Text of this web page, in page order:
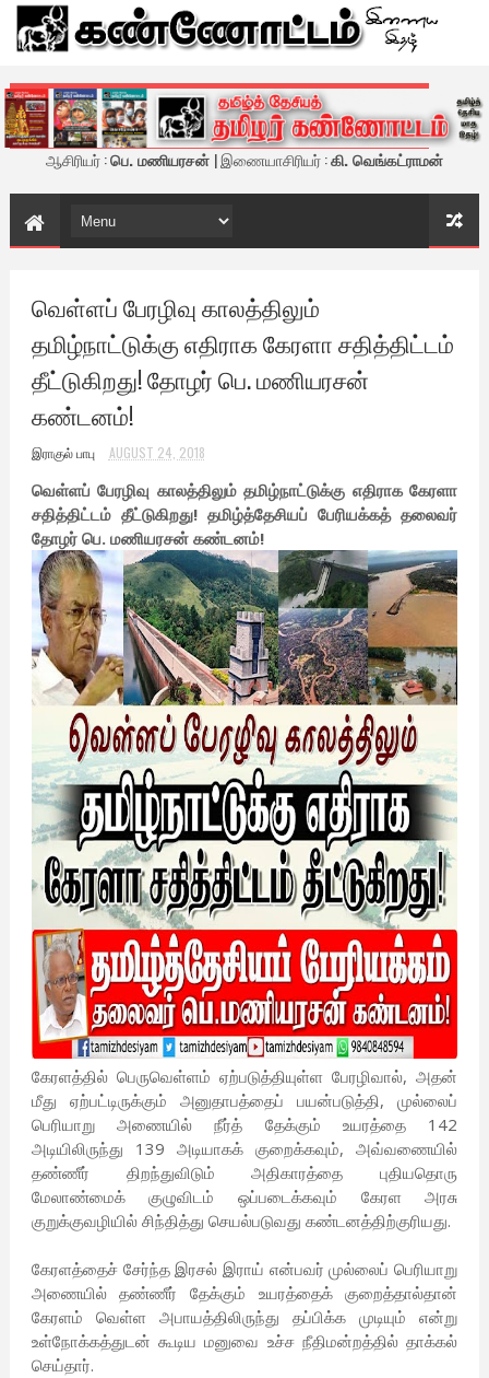
கண்ணோட்டம் - இணைய இதழ்
ஆசிரியர் :பெ. மணியரசன் | இணையாசிரியர் :கி. வெங்கட்ராமன்
வெள்ளப் பேரழிவு காலத்திலும்
தமிழ்நாட்டுக்கு எதிராக கேரளா சதித்திட்டம்
தீட்டுகிறது! தோழர் பெ. மணியரசன்
கண்டனம்!
இராகுல் பாபு AUGUST 24, 2018
வெள்ளப் பேரழிவு காலத்திலும் தமிழ்நாட்டுக்கு எதிராக கேரளா
சதித்திட்டம் தீட்டுகிறது! தமிழ்த்தேசியப் பேரியக்கத் தலைவர்
தோழர் பெ. மணியரசன் கண்டனம்!
கேரளத்தில் பெருவெள்ளம் ஏற்படுத்தியுள்ள பேரழிவால், அதன்
மீது ஏற்பட்டிருக்கும் அனுதாபத்தைப் பயன்படுத்தி, முல்லைப்
பெரியாறு அணையில் நீர்த் தேக்கும் உயரத்தை 142
அடியிலிருந்து 139 அடியாகக் குறைக்கவும், அவ்வணையில்
தண்ணீர் திறந்துவிடும் அதிகாரத்தை புதியதொரு
மேலாண்மைக் குழுவிடம் ஒப்படைக்கவும் கேரள அரசு
குறுக்குவழியில் சிந்தித்து செயல்படுவது கண்டனத்திற்குரியது.
கேரளத்தைச் சேர்ந்த இரசல் இராய் என்பவர் முல்லைப் பெரியாறு
அணையில் தண்ணீர் தேக்கும் உயரத்தைக் குறைத்தால்தான்
கேரளம் வெள்ள அபாயத்திலிருந்து தப்பிக்க முடியும் என்று
உள்நோக்கத்துடன் கூடிய மனுவை உச்ச நீதிமன்றத்தில் தாக்கல்
செய்தார்.